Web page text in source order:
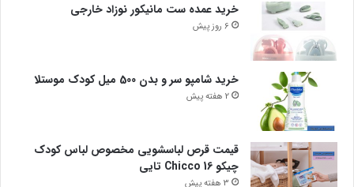
خرید عمده ست مانیکور نوزاد خارجی
6 روز پیش
خرید شامپو سر و بدن 500 میل کودک موستلا
2 هفته پیش
قیمت قرص لباسشویی مخصوص لباس کودک
چیکو Chicco 16 تایی
3 هفته پیش